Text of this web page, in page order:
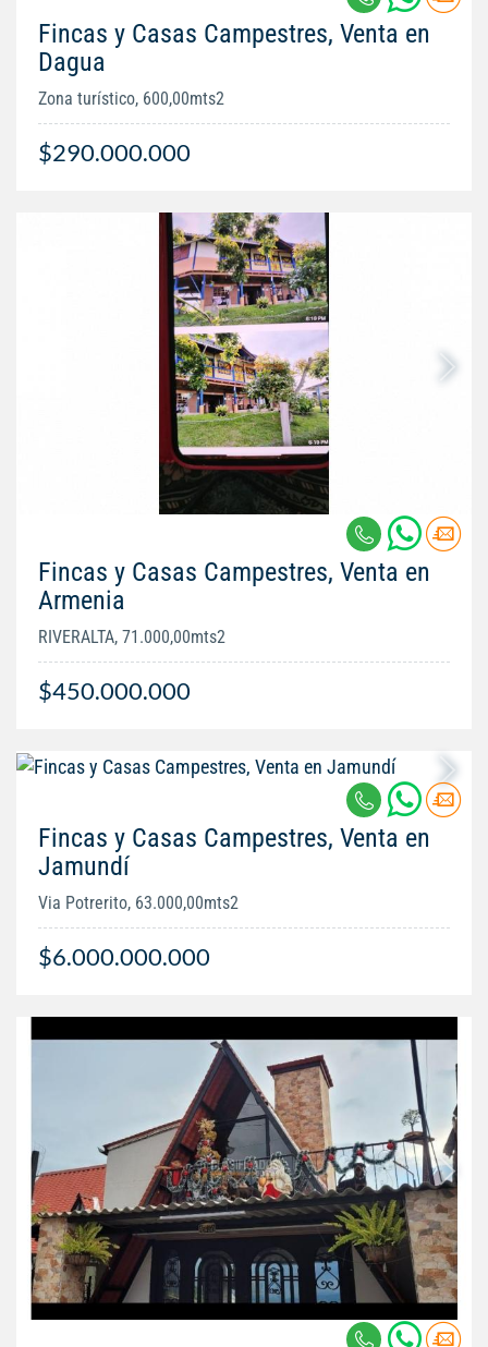
Fincas y Casas Campestres, Venta en
Dagua
Zona turístico, 600,00mts2
$290.000.000
Fincas y Casas Campestres, Venta en
Armenia
RIVERALTA, 71.000,00mts2
$450.000.000
Fincas y Casas Campestres, Venta en
Jamundí
Via Potrerito, 63.000,00mts2
$6.000.000.000